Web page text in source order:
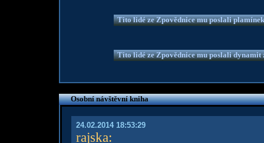
Tito lidé ze Zpovědnice mu poslali
Tito lidé ze Zpovědnice mu poslali dynamit
Osobní návštěvní kniha
24.02.2014 18:53:29
rajska: